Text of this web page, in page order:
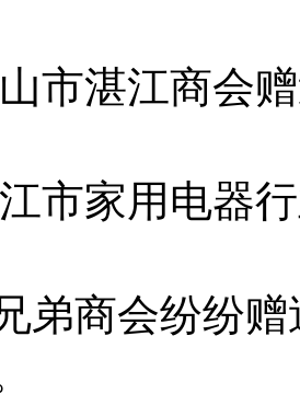
市湛江商会
市家用电器
弟商会纷纷